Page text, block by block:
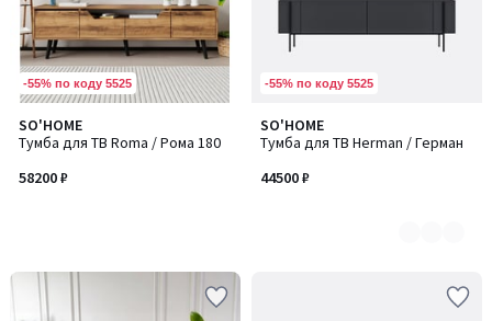
-55% по коду 5525
SO'HOME
Тумба для ТВ Roma / Рома 180
58200 ₽
-55% по коду 5525
SO'HOME
Тумба для ТВ Herman / Герман
44500 ₽
Количество
цветов:
3